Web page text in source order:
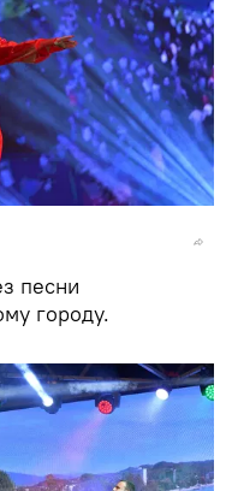
песни
городу.